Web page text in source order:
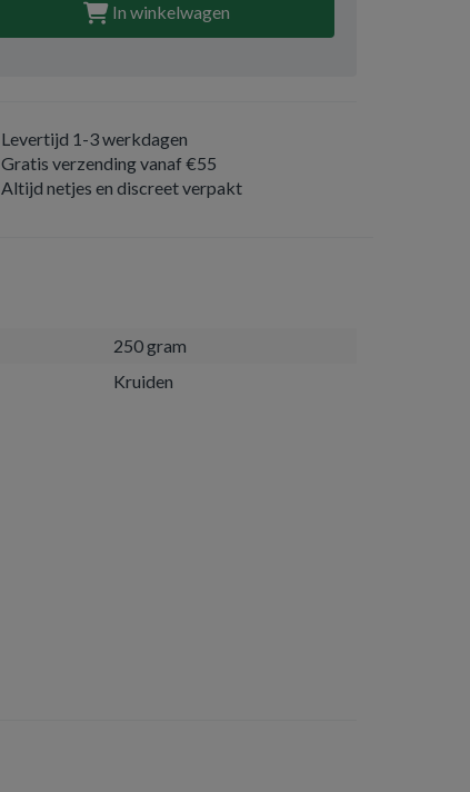
In winkelwagen
Levertijd 1-3 werkdagen
Gratis verzending vanaf €55
Altijd netjes en discreet verpakt
250 gram
Kruiden